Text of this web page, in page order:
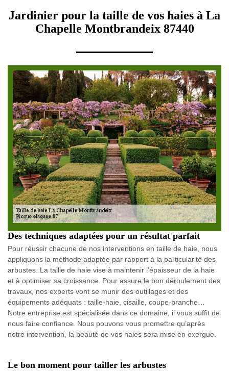
Jardinier pour la taille de vos haies à La
Chapelle Montbrandeix 87440
Des techniques adaptées pour un résultat parfait
Pour réussir chacune de nos interventions en taille de haie, nous
appliquons la méthode adaptée par rapport à la particularité des
arbustes. La taille de haie vise à maintenir l’épaisseur de la haie
et à optimiser sa croissance. Pour assure le bon déroulement des
travaux, nos experts vont se munir des outillages et des
équipements adéquats : taille-haie, cisaille, coupe-branche…
Notre entreprise est spécialisée dans ce domaine, il vous suffit de
nous faire confiance. Nous pouvons vous promettre qu’après
notre intervention, la beauté de vos haies sera mise en exergue.
Le bon moment pour tailler les arbustes